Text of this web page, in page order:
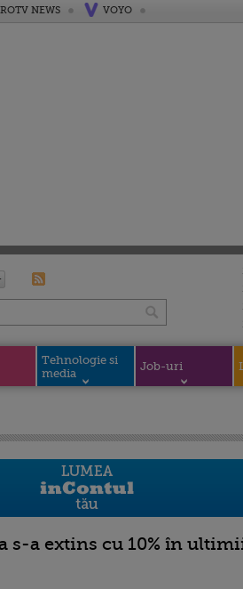
NEWS VOYO
Tehnologie si
media
Job-uri
s-a extins cu 10% în